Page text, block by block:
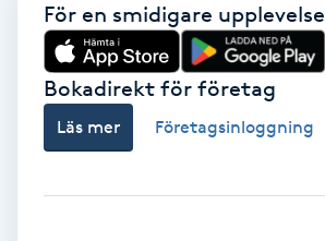
Volymfransar
Vårtor
För en smidigare upplevelse
Bokadirekt för företag
Läs mer Företagsinloggning